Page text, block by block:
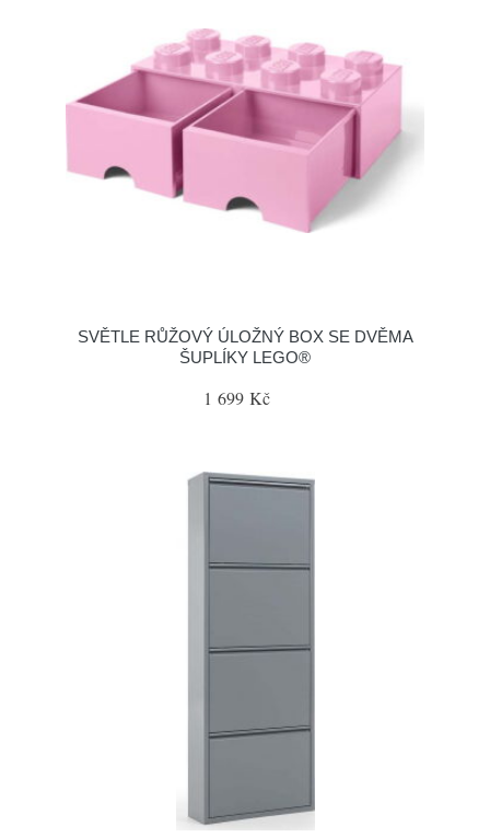
SVĚTLE RŮŽOVÝ ÚLOŽNÝ BOX SE DVĚMA
ŠUPLÍKY LEGO®
1 699 Kč